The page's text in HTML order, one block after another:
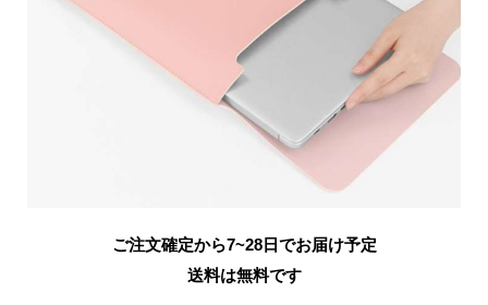
ご注文確定から7~28日でお届け予定
送料は無料です